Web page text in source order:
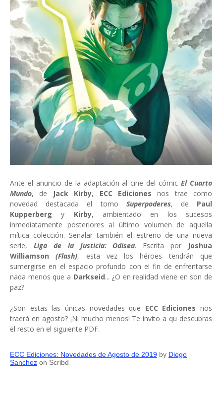
Ante el anuncio de la adaptación al cine del cómicEl Cuarto
Mundo, de Jack Kirby, ECC Ediciones nos trae como
novedad destacada el tomo Superpoderes, de Paul
Kupperberg y Kirby, ambientado en los sucesos
inmediatamente posteriores al último volumen de aquella
mítica colección. Señalar también el estreno de una nueva
serie, Liga de la Justicia: Odisea. Escrita por
Joshua
Williamson(Flash), esta vez los héroes tendrán que
sumergirse en el espacio profundo con el fin de enfrentarse
nada menos que a Darkseid... ¿O en realidad viene en son de
paz?
¿Son estas las únicas novedades que ECC Ediciones nos
traerá en agosto? ¡Ni mucho menos! Te invito a qu descubras
el resto en el siguiente PDF.
ECC Ediciones: Novedades de Agosto de 2019 by Diego
Sanchez on Scribd